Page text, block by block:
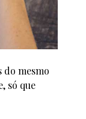
do mesmo
só que